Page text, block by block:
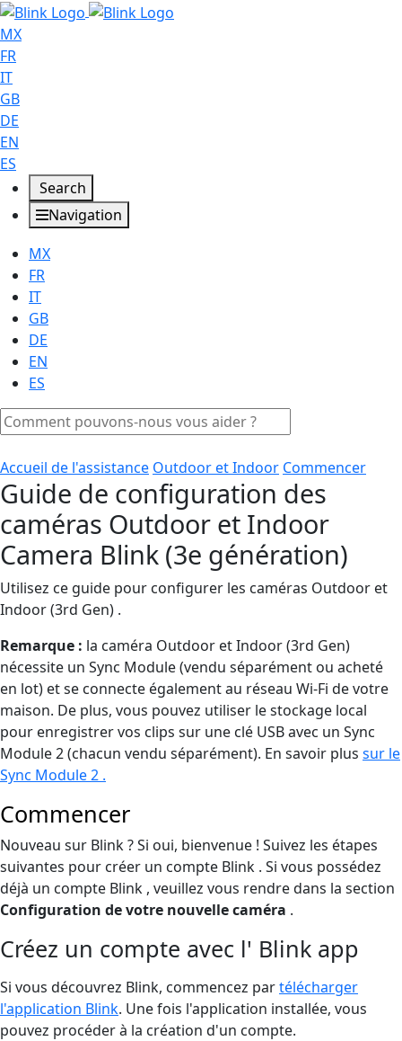
MX
FR
IT
GB
DE
EN
ES
Search
Navigation
MX
FR
IT
GB
DE
EN
ES
Accueil de l'assistance Outdoor et Indoor Commencer
Guide de configuration des
caméras Outdoor et Indoor
Camera Blink (3e génération)
Utilisez ce guide pour configurer les caméras Outdoor et
Indoor (3rd Gen) .
Remarque : la caméra Outdoor et Indoor (3rd Gen)
nécessite un Sync Module (vendu séparément ou acheté
en lot) et se connecte également au réseau Wi-Fi de votre
maison. De plus, vous pouvez utiliser le stockage local
pour enregistrer vos clips sur une clé USB avec un Sync
Module 2 (chacun vendu séparément). En savoir plus sur le
Sync Module 2 .
Commencer
Nouveau sur Blink ? Si oui, bienvenue ! Suivez les étapes
suivantes pour créer un compte Blink . Si vous possédez
déjà un compte Blink , veuillez vous rendre dans la section
Configuration de votre nouvelle caméra .
Créez un compte avec l' Blink app
Si vous découvrez Blink, commencez partélécharger
l'application Blink. Une fois l'application installée, vous
pouvez procéder à la création d'un compte.